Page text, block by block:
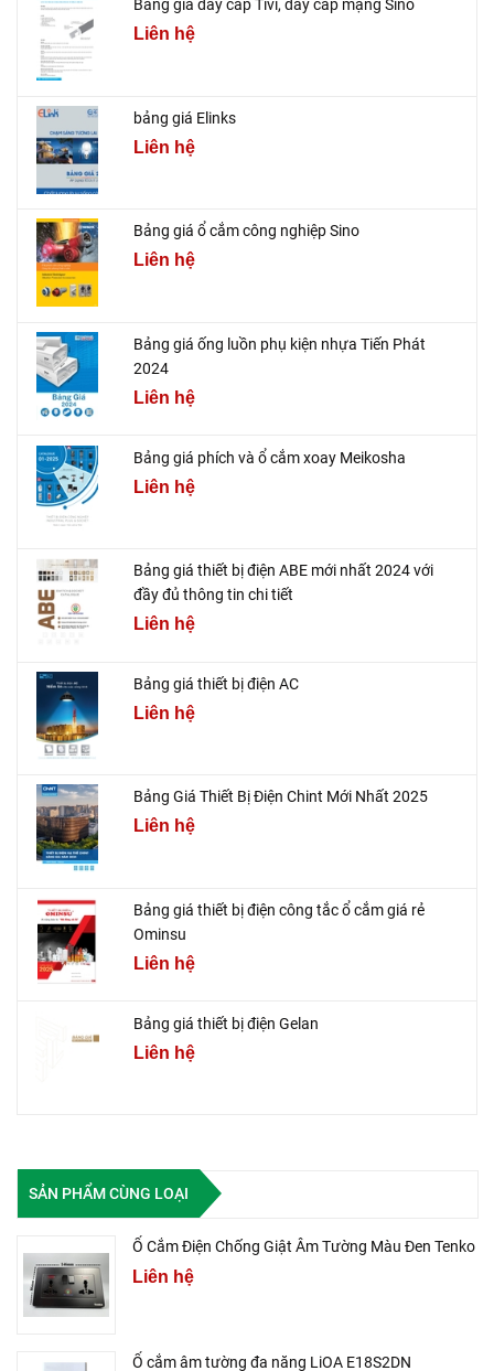
Bảng giá dây cáp Tivi, dây cáp mạng Sino
Liên hệ
bảng giá Elinks
Liên hệ
Bảng giá ổ cắm công nghiệp Sino
Liên hệ
Bảng giá ống luồn phụ kiện nhựa Tiến Phát
2024
Liên hệ
Bảng giá phích và ổ cắm xoay Meikosha
Liên hệ
Bảng giá thiết bị điện ABE mới nhất 2024 với
đầy đủ thông tin chi tiết
Liên hệ
Bảng giá thiết bị điện AC
Liên hệ
Bảng Giá Thiết Bị Điện Chint Mới Nhất 2025
Liên hệ
Bảng giá thiết bị điện công tắc ổ cắm giá rẻ
Ominsu
Liên hệ
Bảng giá thiết bị điện Gelan
Liên hệ
SẢN PHẨM CÙNG LOẠI
Ổ Cắm Điện Chống Giật Âm Tường Màu Đen Tenko
Liên hệ
Ổ cắm âm tường đa năng LiOA E18S2DN